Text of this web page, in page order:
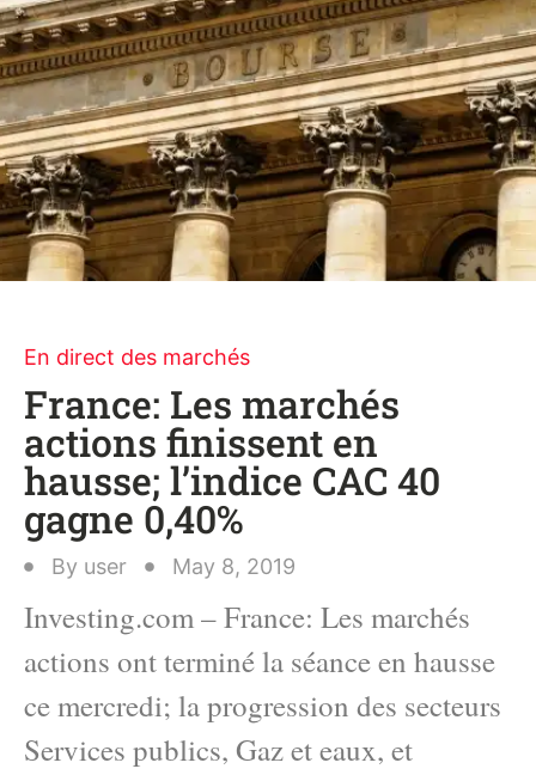
En direct des marchés
France: Les marchés
actions finissent en
hausse; l’indice CAC 40
gagne 0,40%
By user May 8, 2019
Investing.com – France: Les marchés
actions ont terminé la séance en hausse
ce mercredi; la progression des secteurs
Services publics, Gaz et eaux, et